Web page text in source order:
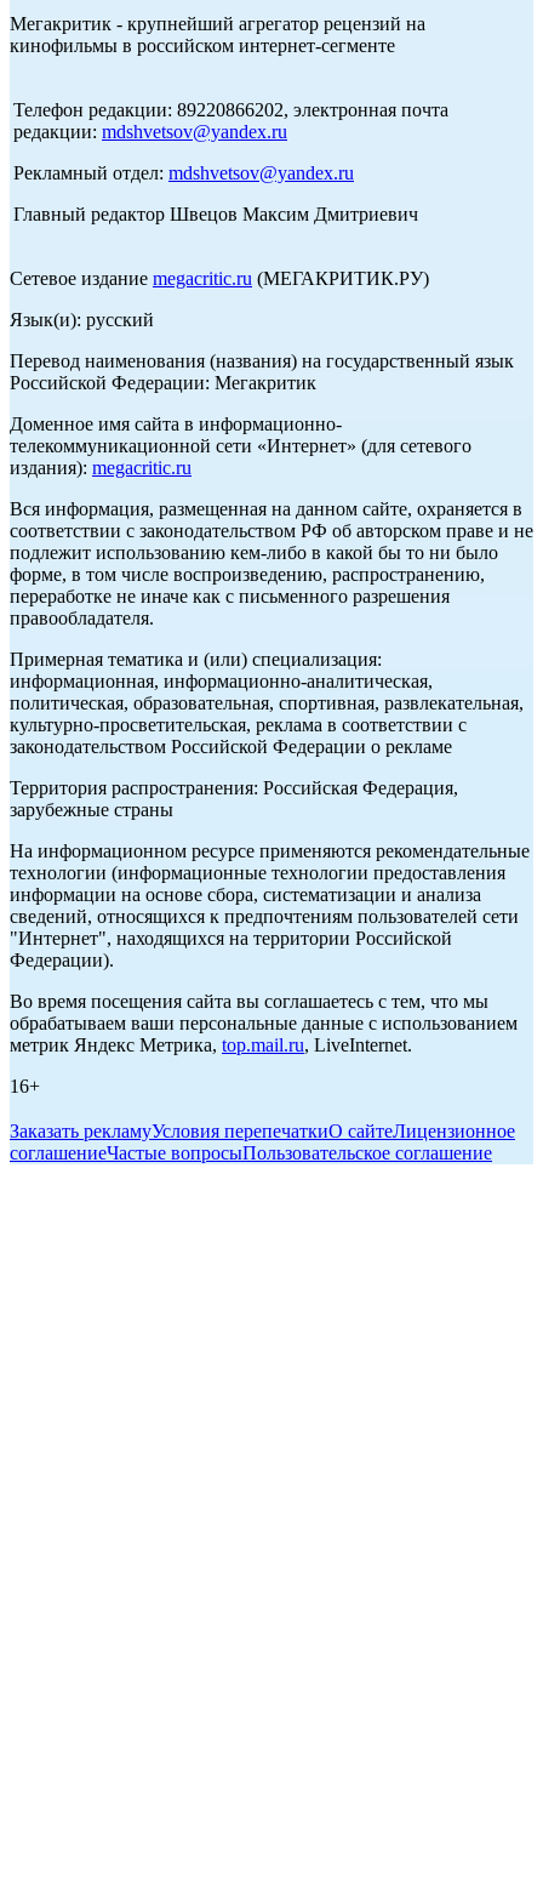
Мегакритик - крупнейший агрегатор рецензий на
кинофильмы в российском интернет-сегменте
Телефон редакции: 89220866202, электронная почта
редакции: mdshvetsov@yandex.ru
Рекламный отдел: mdshvetsov@yandex.ru
Главный редактор Швецов Максим Дмитриевич
Сетевое издание megacritic.ru (МЕГАКРИТИК.РУ)
Язык(и): русский
Перевод наименования (названия) на государственный язык
Российской Федерации: Мегакритик
Доменное имя сайта в информационно-
телекоммуникационной сети «Интернет» (для сетевого
издания): megacritic.ru
Вся информация, размещенная на данном сайте, охраняется в
соответствии с законодательством РФ об авторском праве и не
подлежит использованию кем-либо в какой бы то ни было
форме, в том числе воспроизведению, распространению,
переработке не иначе как с письменного разрешения
правообладателя.
Примерная тематика и (или) специализация:
информационная, информационно-аналитическая,
политическая, образовательная, спортивная, развлекательная,
культурно-просветительская, реклама в соответствии с
законодательством Российской Федерации о рекламе
Территория распространения: Российская Федерация,
зарубежные страны
На информационном ресурсе применяются рекомендательные
технологии (информационные технологии предоставления
информации на основе сбора, систематизации и анализа
сведений, относящихся к предпочтениям пользователей сети
"Интернет", находящихся на территории Российской
Федерации).
Во время посещения сайта вы соглашаетесь с тем, что мы
обрабатываем ваши персональные данные с использованием
метрик Яндекс Метрика, top.mail.ru, LiveInternet.
16+
Заказать рекламуУсловия перепечаткиО сайтеЛицензионное
соглашениеЧастые вопросыПользовательское соглашение